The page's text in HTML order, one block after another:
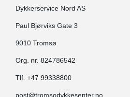
Dykkerservice Nord AS
Paul Bjørviks Gate 3
9010 Tromsø
Org. nr. 824786542
Tlf: +47 99338800
post@tromsodykkesenter.no